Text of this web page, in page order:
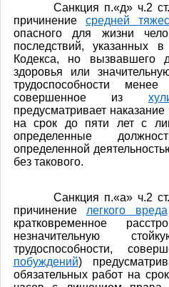
Санкция п.«д» ч.2
причинение средней
опасного для жизни
последствий, указанных в
Кодекса, но вызвавшего
здоровья или
трудоспособности
совершенное из
предусматривает
на срок до пяти лет с
определенные
определенной
без такового.
Санкция п.«а» ч.2
причинение легкого вреда
кратковременное
незначительную
трудоспособности,
побуждений)
обязательных работ на